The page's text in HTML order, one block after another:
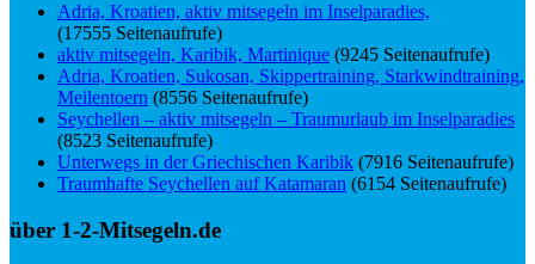
Adria, Kroatien, aktiv mitsegeln im Inselparadies,
(17555 Seitenaufrufe)
aktiv mitsegeln, Karibik, Martinique (9245 Seitenaufrufe)
Adria, Kroatien, Sukosan, Skippertraining, Starkwindtraining,
Meilentoern (8556 Seitenaufrufe)
Seychellen – aktiv mitsegeln – Traumurlaub im Inselparadies
(8523 Seitenaufrufe)
Unterwegs in der Griechischen Karibik (7916 Seitenaufrufe)
Traumhafte Seychellen auf Katamaran (6154 Seitenaufrufe)
über 1-2-Mitsegeln.de